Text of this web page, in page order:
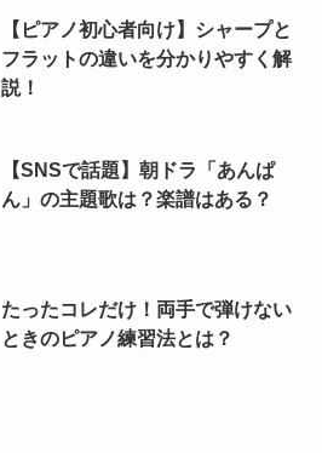
【ピアノ初心者向け】シャープと
フラットの違いを分かりやすく解
説！
【SNSで話題】朝ドラ「あんぱ
ん」の主題歌は？楽譜はある？
たったコレだけ！両手で弾けない
ときのピアノ練習法とは？